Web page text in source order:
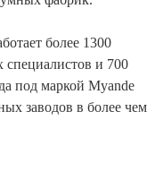
более 1300
специалистов и 700
под маркой Myande
заводов в более чем